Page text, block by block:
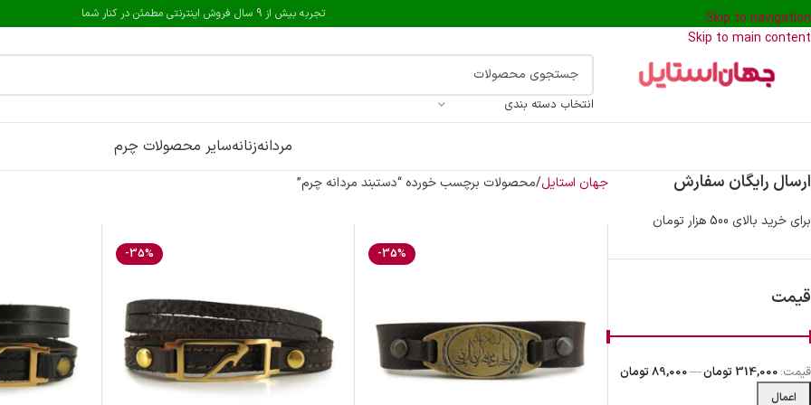
Skip to navigation
Skip to main content
تجربه بیش از 9 سال فروش اینترنتی مطمئن در کنار شما
انتخاب دسته بندی
مردانهزنانهسایر محصولات چرم
ارسال رایگان سفارش
برای خرید بالای 500 هزار تومان
قیمت
اعمال
قیمت: 314,000 تومان —89,000 تومان
جهان استایل محصولات برچسب خورده “دستبند مردانه چرم”
-35%
-35%